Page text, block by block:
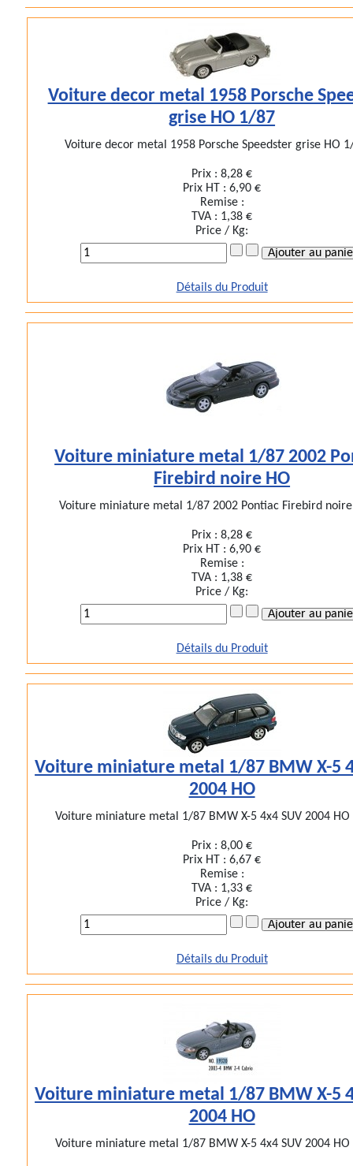
Voiture decor metal 1958 Porsche
grise HO 1/87
Voiture decor metal 1958 Porsche Speedster grise HO
Prix :8,28 €
Prix HT :6,90 €
Remise :
TVA : 1,38 €
Price / Kg:
Détails du Produit
Voiture miniature metal 1/87 2002
Firebird noire HO
Voiture miniature metal 1/87 2002 Pontiac Firebird
Prix :8,28 €
Prix HT :6,90 €
Remise :
TVA : 1,38 €
Price / Kg:
Détails du Produit
Voiture miniature metal 1/87 BMW X-5
2004 HO
Voiture miniature metal 1/87 BMW X-5 4x4 SUV 2004 HO
Prix :8,00 €
Prix HT :6,67 €
Remise :
TVA : 1,33 €
Price / Kg:
Détails du Produit
Voiture miniature metal 1/87 BMW X-5
2004 HO
Voiture miniature metal 1/87 BMW X-5 4x4 SUV 2004 HO